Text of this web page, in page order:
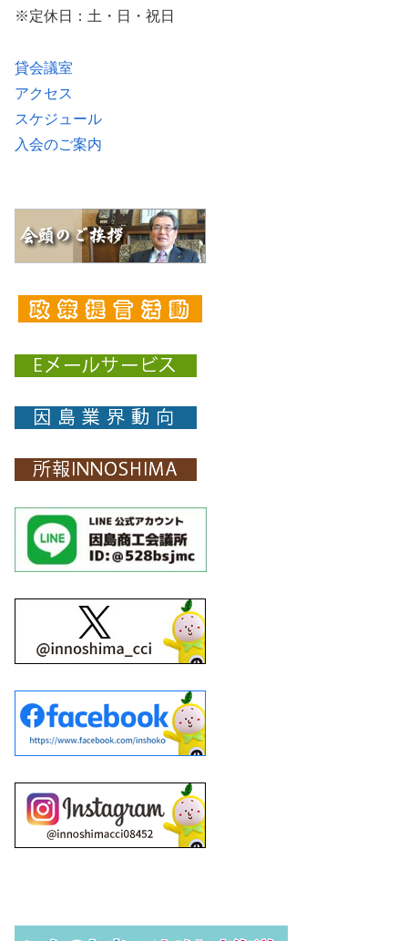
※定休日：土・日・祝日
貸会議室
アクセス
スケジュール
入会のご案内